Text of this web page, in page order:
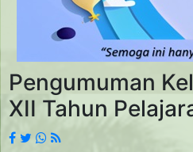
Pengumuman
XII Tahun